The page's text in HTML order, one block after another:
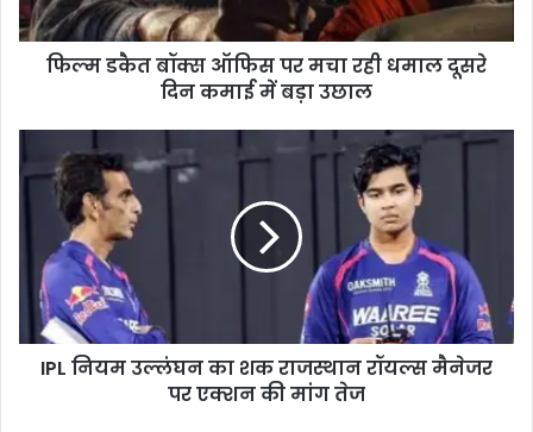
धमाल
दूसरे
उछाल
फिल्म डकैत बॉक्स ऑफिस पर मचा रही धमाल दूसरे
दिन कमाई में बड़ा उछाल
नियम
उल्लंघन
राजस्थान
रॉयल्स
मैनेजर
पर
एक्शनIPL नियम उल्लंघन का शक राजस्थान रॉयल्स मैनेजर
पर एक्शन की मांग तेज